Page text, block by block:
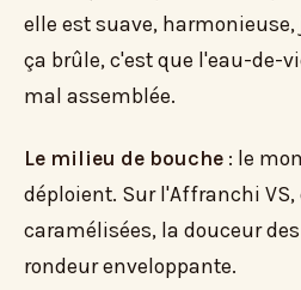
elle est suave,
ça brûle, c'est que l'eau-de-
mal assemblée.
Le milieu de bouche : le
déploient. Sur l'Affranchi VS,
caramélisées, la douceur
rondeur enveloppante.